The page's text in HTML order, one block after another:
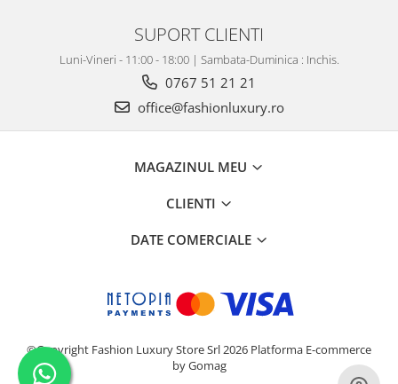
SUPORT CLIENTI
Luni-Vineri - 11:00 - 18:00 | Sambata-Duminica : Inchis.
0767 51 21 21
office@fashionluxury.ro
MAGAZINUL MEU
CLIENTI
DATE COMERCIALE
©Copyright Fashion Luxury Store Srl 2026 Platforma E-commerce
by Gomag